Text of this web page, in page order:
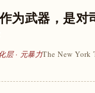
为武器，是对
层 · 元暴力The New York